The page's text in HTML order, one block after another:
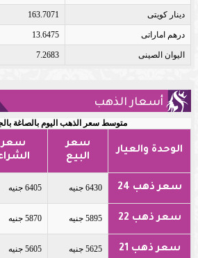
دينار كويتى 163.7071
درهم اماراتى 13.6475
اليوان الصينى 7.2683
أسعار الذهب
متوسط سعر الذهب اليوم بالصاغة
الوحدة والعيار
سعر
البيع
سعر
سعر ذهب 24 6430 جنيه 6405 جنيه
سعر ذهب 22 5895 جنيه 5870 جنيه
سعر ذهب 21 5625 جنيه 5605 جنيه